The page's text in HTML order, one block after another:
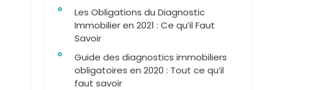
Les Obligations du Diagnostic
Immobilier en 2021 : Ce qu’il Faut
Savoir
Guide des diagnostics immobiliers
obligatoires en 2020 : Tout ce qu’il
faut savoir